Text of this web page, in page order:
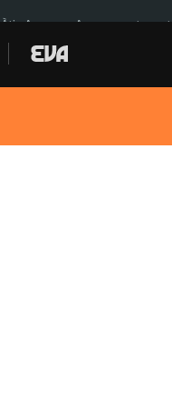
Àtic Ayuso Aparcament agost